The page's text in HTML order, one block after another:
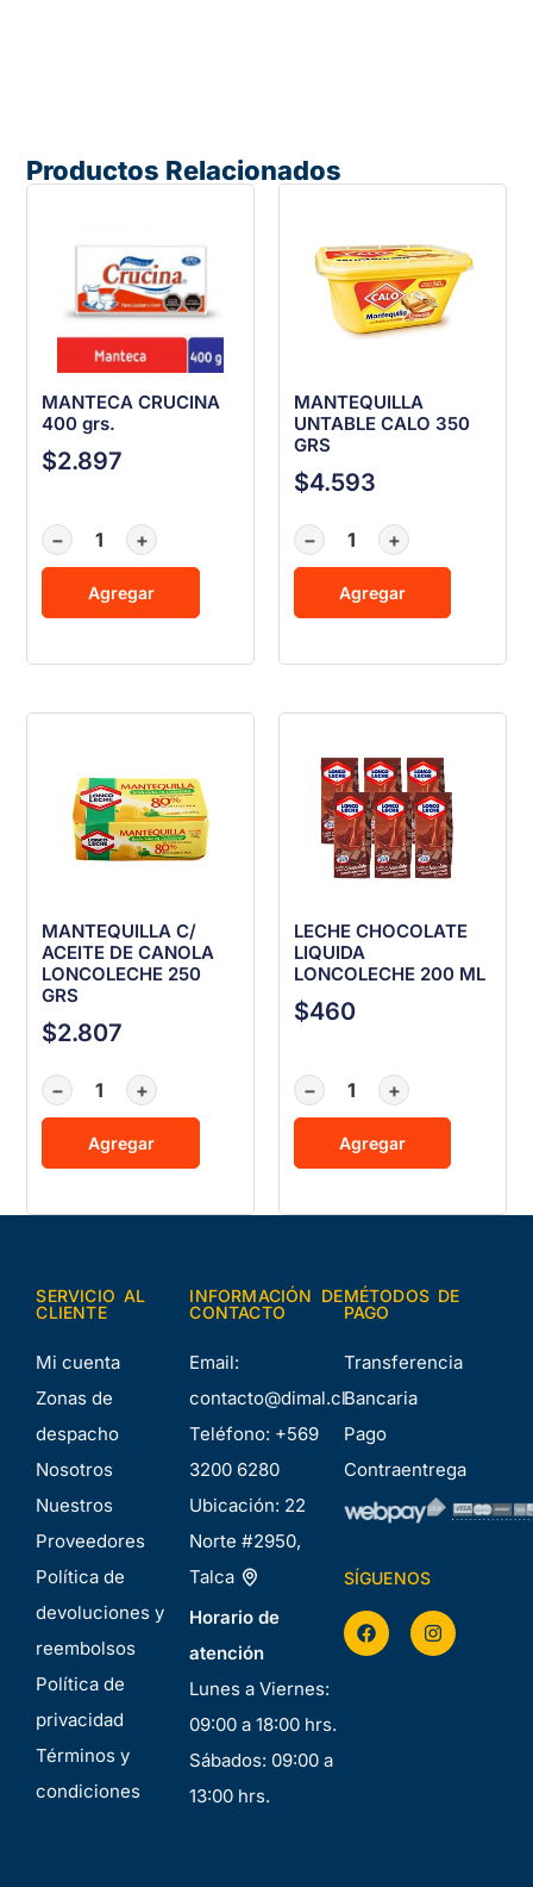
Productos Relacionados
MANTECA CRUCINA
400 grs.
$2.897
− +
Agregar
MANTEQUILLA
UNTABLE CALO 350
GRS
$4.593
− +
Agregar
MANTEQUILLA C/
ACEITE DE CANOLA
LONCOLECHE 250
GRS
$2.807
− +
Agregar
LECHE CHOCOLATE
LIQUIDA
LONCOLECHE 200 ML
$460
− +
Agregar
SERVICIO AL
CLIENTE
Mi cuenta
Zonas de
despacho
Nosotros
Nuestros
Proveedores
Política de
devoluciones y
reembolsos
Política de
privacidad
Términos y
condiciones
INFORMACIÓN DE
CONTACTO
Email:
contacto@dimal.cl
Teléfono: +569
3200 6280
Ubicación: 22
Norte #2950,
Talca
Horario de
atención
Lunes a Viernes:
09:00 a 18:00 hrs.
Sábados: 09:00 a
13:00 hrs.
MÉTODOS DE
PAGO
Transferencia
Bancaria
Pago
Contraentrega
SÍGUENOS